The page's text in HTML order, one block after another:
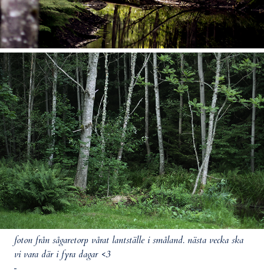
foton från sågaretorp vårat lantställe i småland. nästa vecka ska
vi vara där i fyra dagar <3